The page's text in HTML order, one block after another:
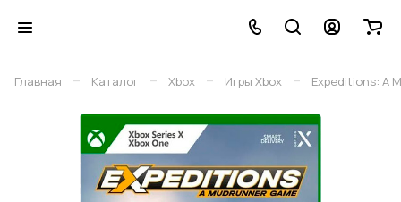
Главная – Каталог – Xbox – Игры Xbox – Expeditions: A